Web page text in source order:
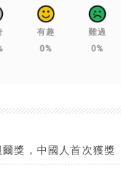
有趣
0%
難過
0%
獎，中國人首次獲獎